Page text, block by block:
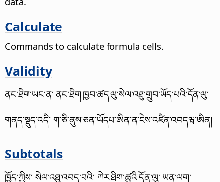
Calculate
Commands to calculate formula cells.
Validity
ནང་ཐིག་ཡང་ན་ ནང་ཐིག་ཁྱབ་ཚད་ལུ་སེལ་འཐུ་གྲུབ་ཡོད་པའི་དོན་ལུ་
གནད་སྡུད་འདི་ ག་ཅི་ནུས་ཅན་ཡོདཔ་ཨིན་ན་ངེས་འཛིན་འབདཝ་ཨིན།
Subtotals
ཁྱོད་ཀྱིས་ སེལ་འཐུ་འབད་བའི་ ཀེར་ཐིག་ཚུའི་དོན་ལུ་ ཡན་ལག་